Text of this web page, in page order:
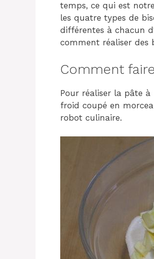
temps, ce qui est
les quatre types de
différentes à chacun
comment réaliser des
Comment
Pour réaliser la pâte
froid coupé en
robot culinaire.